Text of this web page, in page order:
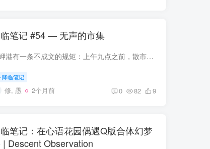
笔记 #54 — 无声的市集
晴岬港有一条不成文的规矩：上午九点之前，散市区禁止使用声音。两百年前，多物种聚集的交易需求催生了这个传统；两百年后，它已经成为一种礼仪。在那两个小时里，人们用手势、气味瓶子和颜色旗...
降临笔记
修, 愚 2个月前 0 82 9
笔记：在心语花园偶遇Q版合体幻梦
| Descent Observation